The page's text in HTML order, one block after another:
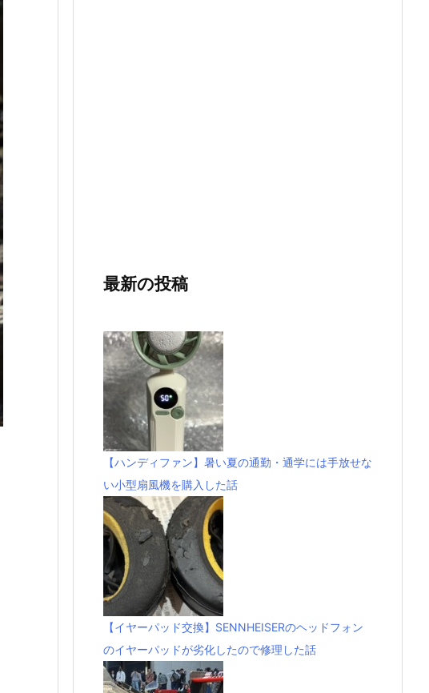
最新の投稿
【ハンディファン】暑い夏の通勤・通学には手放せな
い小型扇風機を購入した話
【イヤーパッド交換】SENNHEISERのヘッドフォン
のイヤーパッドが劣化したので修理した話